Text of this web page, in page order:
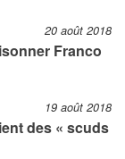
20 août 2018
Franco
19 août 2018
des « scuds